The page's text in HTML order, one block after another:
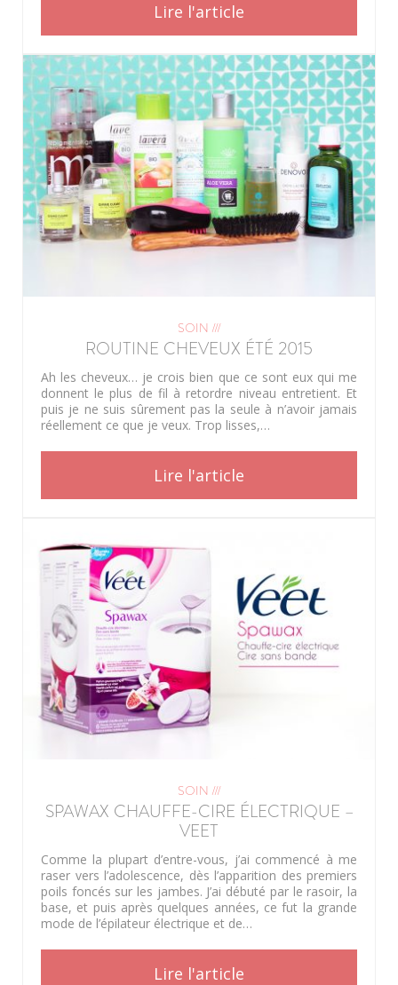
Lire l'article
SOIN ///
ROUTINE CHEVEUX ÉTÉ 2015
Ah les cheveux… je crois bien que ce sont eux qui me
donnent le plus de fil à retordre niveau entretient. Et
puis je ne suis sûrement pas la seule à n’avoir jamais
réellement ce que je veux. Trop lisses,…
Lire l'article
SOIN ///
SPAWAX CHAUFFE-CIRE ÉLECTRIQUE –
VEET
Comme la plupart d’entre-vous, j’ai commencé à me
raser vers l’adolescence, dès l’apparition des premiers
poils foncés sur les jambes. J’ai débuté par le rasoir, la
base, et puis après quelques années, ce fut la grande
mode de l’épilateur électrique et de…
Lire l'article